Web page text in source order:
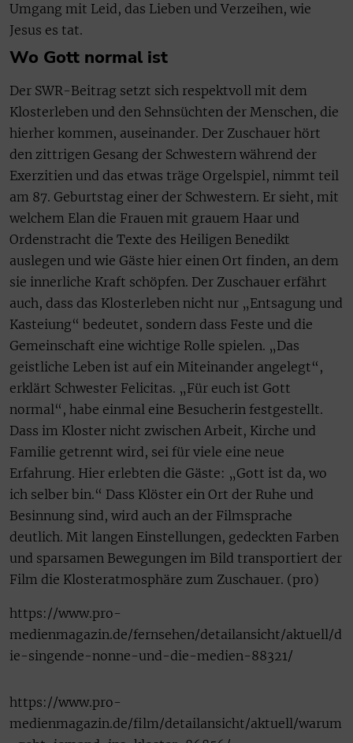
Umgang mit Leid, das Lieben und Verzeihen, wie
Jesus es tat.
Wo Gott normal ist
Der SWR-Beitrag setzt sich respektvoll mit dem
Klosterleben und den Sehnsüchten der Menschen, die
hierher kommen, auseinander. Der Zuschauer hört
den zittrigen Gesang der Schwestern während der
Exerzitien und das etwas träge Orgelspiel, nimmt teil
am 87. Geburtstag einer der Schwestern. Er sieht, mit
welchem Elan die Frauen mit grauem Haar und
Ordenstracht die Texte des Heiligen Benedikt
auslegen und wie Gäste hier einen Ort finden, an dem
sie innerliche Kraft schöpfen. Der Zuschauer erfährt
auch, dass das Klosterleben nicht nur „Entsagung und
Kasteiung“ bedeutet, sondern dass Feste und die
Gemeinschaft eine wichtige Rolle spielen. „Das
geistliche Leben ist auf ein Miteinander angelegt“,
erklärt Schwester Felicitas. „Für euch ist Gott
normal“, habe einmal eine Besucherin festgestellt.
Dass im Kloster nicht zwischen Arbeit, Kirche und
Familie getrennt wird, sei für viele eine neue
Erfahrung. Hier erlebten die Gäste: „Gott ist da, wo
ich selber bin.“ Dass Klöster ein Ort der Ruhe und
Besinnung sind, wird auch an der Filmsprache
deutlich. Mit langen Einstellungen, gedeckten Farben
und sparsamen Bewegungen im Bild transportiert der
Film die Klosteratmosphäre zum Zuschauer. (pro)
https://www.pro-
medienmagazin.de/fernsehen/detailansicht/aktuell/d
ie-singende-nonne-und-die-medien-88321/
https://www.pro-
medienmagazin.de/film/detailansicht/aktuell/warum